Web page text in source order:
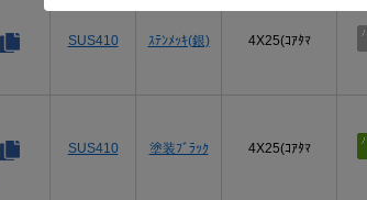
SUS410 ｽﾃﾝﾒｯｷ(銀) 4X25(ｺｱﾀﾏ
SUS410 塗装ﾌﾞﾗｯｸ 4X25(ｺｱﾀﾏ